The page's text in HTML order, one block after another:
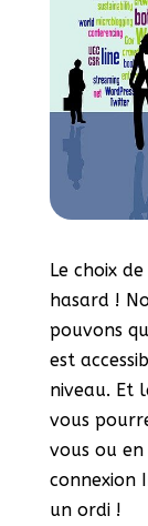
Le choix
hasard !
pouvons
est
niveau. Et
vous
vous ou
connexion
un ordi !